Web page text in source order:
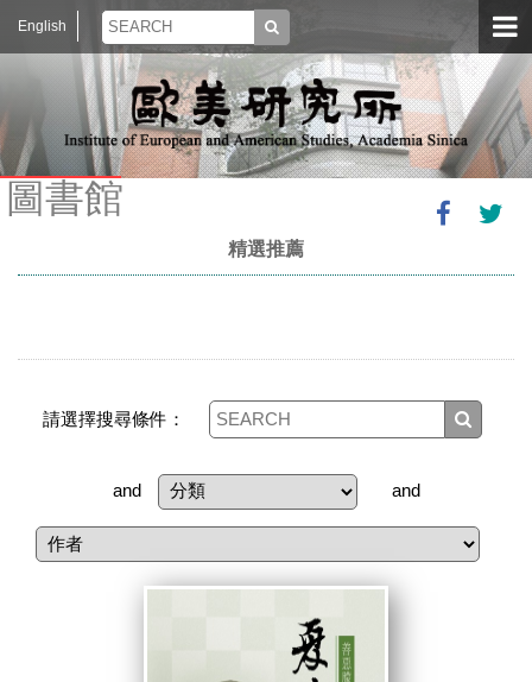
English
圖書館
精選推薦
請選擇搜尋條件：
and and